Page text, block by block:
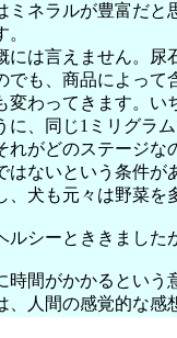
ミネラルが豊富だ
は言えません。尿
でも、商品によっ
変わってきます。
に、同じ1ミリグラ
がどのステージな
はないという条件
、犬も元々は野菜
ルシーとききました
間がかかるとい
人間の感覚的な感